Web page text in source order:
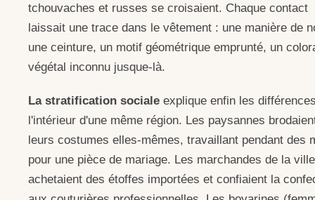
tchouvaches et russes se croisaient. Chaque contact
laissait une trace dans le vêtement : une manière de
une ceinture, un motif géométrique emprunté, un
végétal inconnu jusque-là.
La stratification sociale explique enfin les
l'intérieur d'une même région. Les paysannes
leurs costumes elles-mêmes, travaillant pendant des
pour une pièce de mariage. Les marchandes de la ville
achetaient des étoffes importées et confiaient la